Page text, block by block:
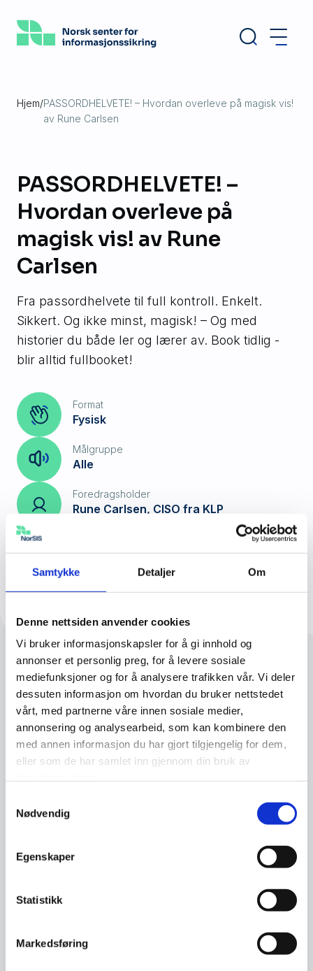
Samtykke Detaljer Om
Denne nettsiden anvender cookies
Vi bruker informasjonskapsler for å gi innhold og
annonser et personlig preg, for å levere sosiale
mediefunksjoner og for å analysere trafikken vår. Vi deler
dessuten informasjon om hvordan du bruker nettstedet
vårt, med partnerne våre innen sosiale medier,
annonsering og analysearbeid, som kan kombinere den
med annen informasjon du har gjort tilgjengelig for dem,
eller som de har samlet inn gjennom din bruk av
Nødvendig
Egenskaper
Statistikk
Markedsføring
hovedinnhold
Hjem/PASSORDHELVETE! – Hvordan overleve på magisk vis!
av Rune Carlsen
PASSORDHELVETE! –
Hvordan overleve på
magisk vis! av Rune
Carlsen
Fra passordhelvete til full kontroll. Enkelt.
Sikkert. Og ikke minst, magisk! – Og med
historier du både ler og lærer av. Book tidlig -
blir alltid fullbooket!
Format
Fysisk
Målgruppe
Alle
Foredragsholder
Rune Carlsen, CISO fra KLP
Bestill foredrag
Uansett hvilken arena vi er på, jobb eller privat,
så har vi de samme utfordringene til passord.
De skal muligens både være komplekse, lange
og unike for alle de tjenestene du benytter. Hva
er egentlig et passord, hvor mange passord
har vi, hvordan hackes passord og hvordan
kan vi på en enkel, sikker og magisk måte
ivareta sikre og gode passord, en gang for alle?
Passordhelvete treffer tematikken midt på
nett! Foredraget passer for alle målgrupper, –
ledelsen, ansatte og teknologer. Dette er et